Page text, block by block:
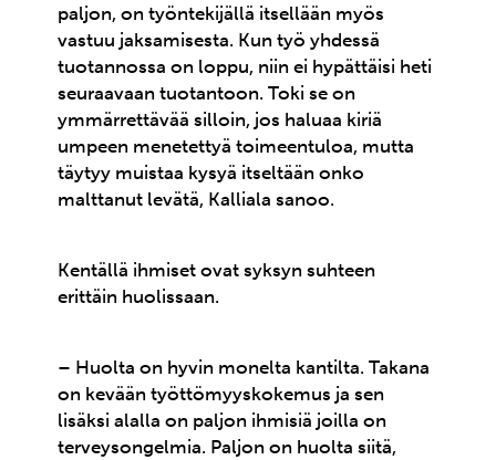
paljon, on työntekijällä itsellään myös
vastuu jaksamisesta. Kun työ yhdessä
tuotannossa on loppu, niin ei hypättäisi heti
seuraavaan tuotantoon. Toki se on
ymmärrettävää silloin, jos haluaa kiriä
umpeen menetettyä toimeentuloa, mutta
täytyy muistaa kysyä itseltään onko
malttanut levätä, Kalliala sanoo.
Kentällä ihmiset ovat syksyn suhteen
erittäin huolissaan.
– Huolta on hyvin monelta kantilta. Takana
on kevään työttömyyskokemus ja sen
lisäksi alalla on paljon ihmisiä joilla on
terveysongelmia. Paljon on huolta siitä,